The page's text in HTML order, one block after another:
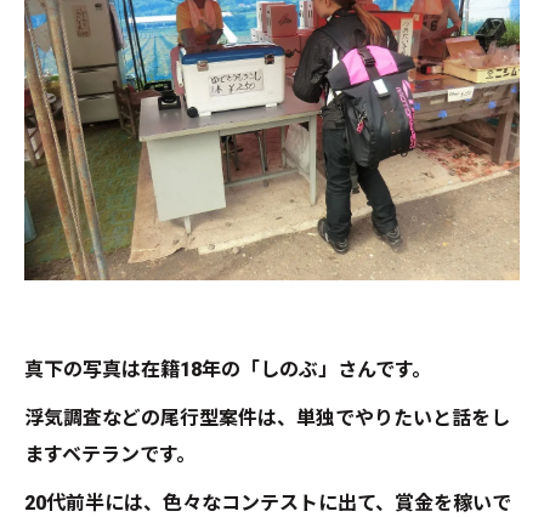
真下の写真は在籍18年の「しのぶ」さんです。
浮気調査などの尾行型案件は、単独でやりたいと話をし
ますベテランです。
20代前半には、色々なコンテストに出て、賞金を稼いで